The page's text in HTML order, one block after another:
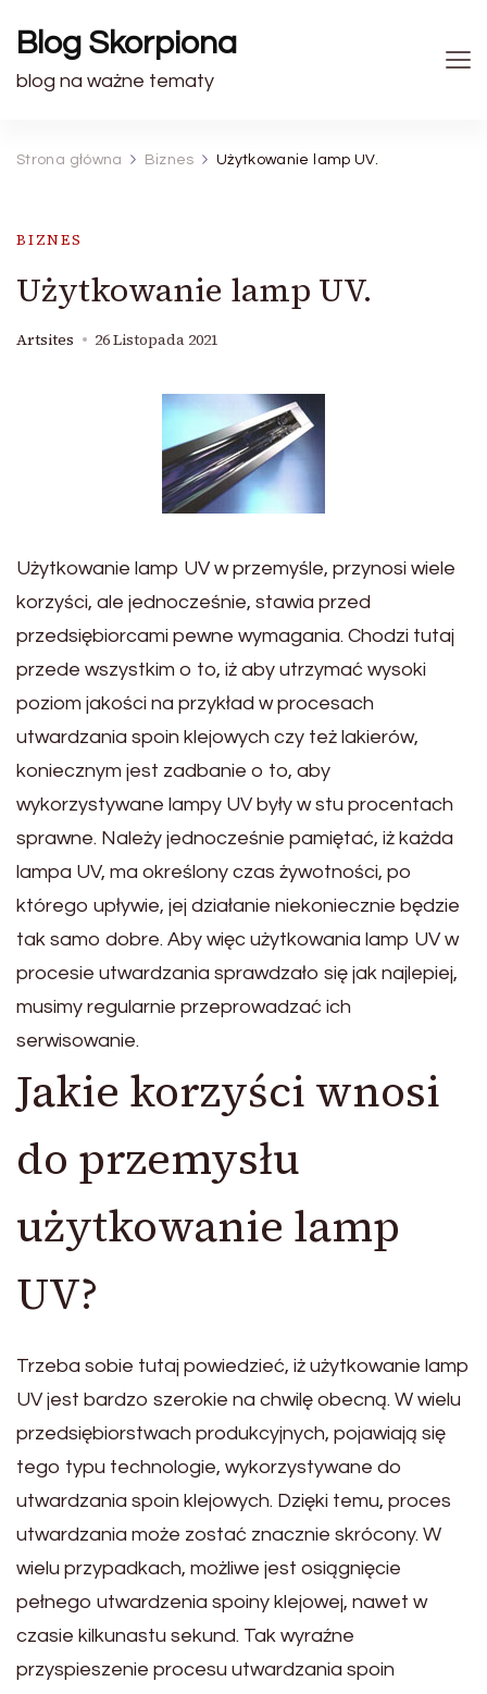
Blog Skorpiona
blog na ważne tematy
Strona główna Biznes Użytkowanie lamp UV.
BIZNES
Użytkowanie lamp UV.
Artsites 26 Listopada 2021
Użytkowanie lamp UV w przemyśle, przynosi wiele
korzyści, ale jednocześnie, stawia przed
przedsiębiorcami pewne wymagania. Chodzi tutaj
przede wszystkim o to, iż aby utrzymać wysoki
poziom jakości na przykład w procesach
utwardzania spoin klejowych czy też lakierów,
koniecznym jest zadbanie o to, aby
wykorzystywane lampy UV były w stu procentach
sprawne. Należy jednocześnie pamiętać, iż każda
lampa UV, ma określony czas żywotności, po
którego upływie, jej działanie niekoniecznie będzie
tak samo dobre. Aby więc użytkowania lamp UV w
procesie utwardzania sprawdzało się jak najlepiej,
musimy regularnie przeprowadzać ich
serwisowanie.
Jakie korzyści wnosi
do przemysłu
użytkowanie lamp
UV?
Trzeba sobie tutaj powiedzieć, iż użytkowanie lamp
UV jest bardzo szerokie na chwilę obecną. W wielu
przedsiębiorstwach produkcyjnych, pojawiają się
tego typu technologie, wykorzystywane do
utwardzania spoin klejowych. Dzięki temu, proces
utwardzania może zostać znacznie skrócony. W
wielu przypadkach, możliwe jest osiągnięcie
pełnego utwardzenia spoiny klejowej, nawet w
czasie kilkunastu sekund. Tak wyraźne
przyspieszenie procesu utwardzania spoin